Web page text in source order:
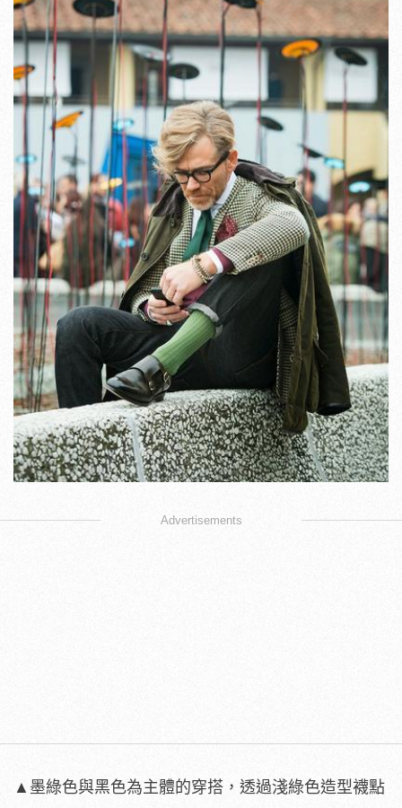
Advertisements
▲墨綠色與黑色為主體的穿搭，透過淺綠色造型襪點